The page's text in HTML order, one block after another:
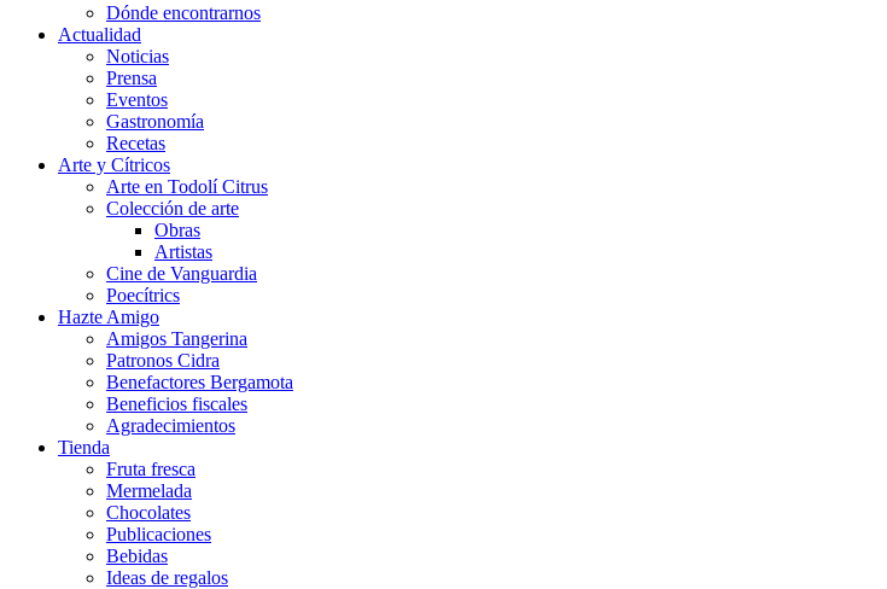
Dónde encontrarnos
Actualidad
Noticias
Prensa
Eventos
Gastronomía
Recetas
Arte y Cítricos
Arte en Todolí Citrus
Colección de arte
Obras
Artistas
Cine de Vanguardia
Poecítrics
Hazte Amigo
Amigos Tangerina
Patronos Cidra
Benefactores Bergamota
Beneficios fiscales
Agradecimientos
Tienda
Fruta fresca
Mermelada
Chocolates
Publicaciones
Bebidas
Ideas de regalos